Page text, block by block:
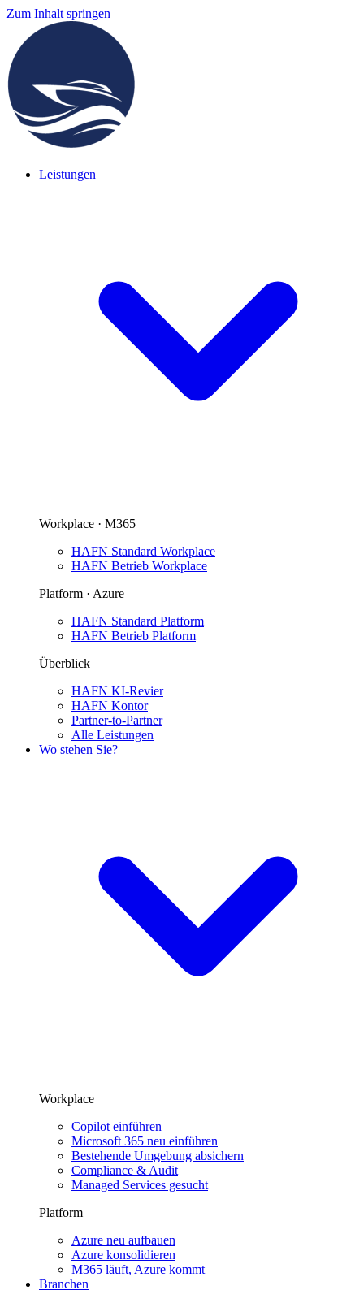
Zum Inhalt springen
Leistungen
Workplace · M365
HAFN Standard Workplace
HAFN Betrieb Workplace
Platform · Azure
HAFN Standard Platform
HAFN Betrieb Platform
Überblick
HAFN KI-Revier
HAFN Kontor
Partner-to-Partner
Alle Leistungen
Wo stehen Sie?
Workplace
Copilot einführen
Microsoft 365 neu einführen
Bestehende Umgebung absichern
Compliance & Audit
Managed Services gesucht
Platform
Azure neu aufbauen
Azure konsolidieren
M365 läuft, Azure kommt
Branchen